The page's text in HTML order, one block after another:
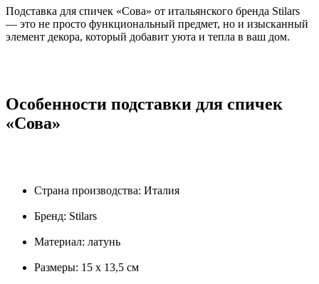
Подставка для спичек «Сова» от итальянского бренда Stilars
— это не просто функциональный предмет, но и изысканный
элемент декора, который добавит уюта и тепла в ваш дом.
Особенности подставки для спичек
«Сова»
Страна производства: Италия
Бренд: Stilars
Материал: латунь
Размеры: 15 х 13,5 см